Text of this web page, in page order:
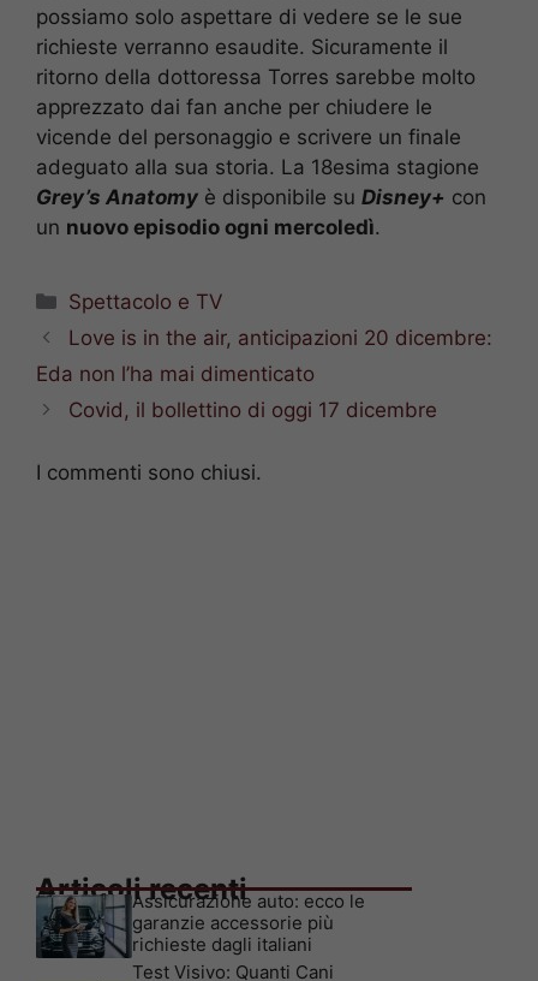
possiamo solo aspettare di vedere se le sue
richieste verranno esaudite. Sicuramente il
ritorno della dottoressa Torres sarebbe molto
apprezzato dai fan anche per chiudere le
vicende del personaggio e scrivere un finale
adeguato alla sua storia. La 18esima stagione
Grey’s Anatomy è disponibile su Disney+ con
un nuovo episodio ogni mercoledì.
Categorie
Spettacolo e TV
Love is in the air, anticipazioni 20 dicembre:
Eda non l’ha mai dimenticato
Covid, il bollettino di oggi 17 dicembre
I commenti sono chiusi.
Articoli recenti
Assicurazione auto: ecco le
garanzie accessorie più
richieste dagli italiani
Test Visivo: Quanti Cani